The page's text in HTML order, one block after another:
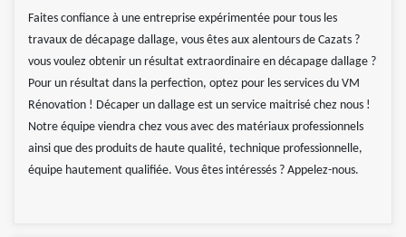
Faites confiance à une entreprise expérimentée pour tous les
travaux de décapage dallage, vous êtes aux alentours de Cazats ?
vous voulez obtenir un résultat extraordinaire en décapage dallage ?
Pour un résultat dans la perfection, optez pour les services du VM
Rénovation ! Décaper un dallage est un service maitrisé chez nous !
Notre équipe viendra chez vous avec des matériaux professionnels
ainsi que des produits de haute qualité, technique professionnelle,
équipe hautement qualifiée. Vous êtes intéressés ? Appelez-nous.